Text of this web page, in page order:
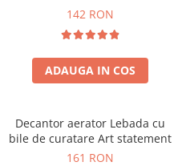
Cadouri Nunta si Cununie civila
142 RON
ADAUGA IN COS
Decantor aerator Lebada cu
bile de curatare Art statement
161 RON